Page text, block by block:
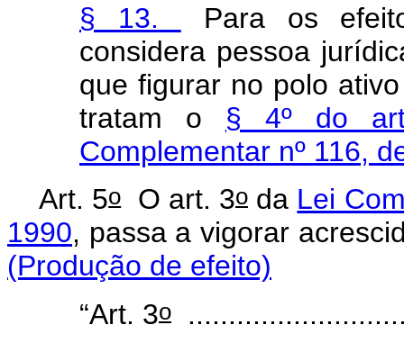
§ 13.
Para os
considera pessoa
que figurar no polo
tratam o § 4º do
Complementar nº 116,
Art. 5oO art. 3o da Lei
1990, passa a vigorar
(Produção de efeito)
“Art. 3o